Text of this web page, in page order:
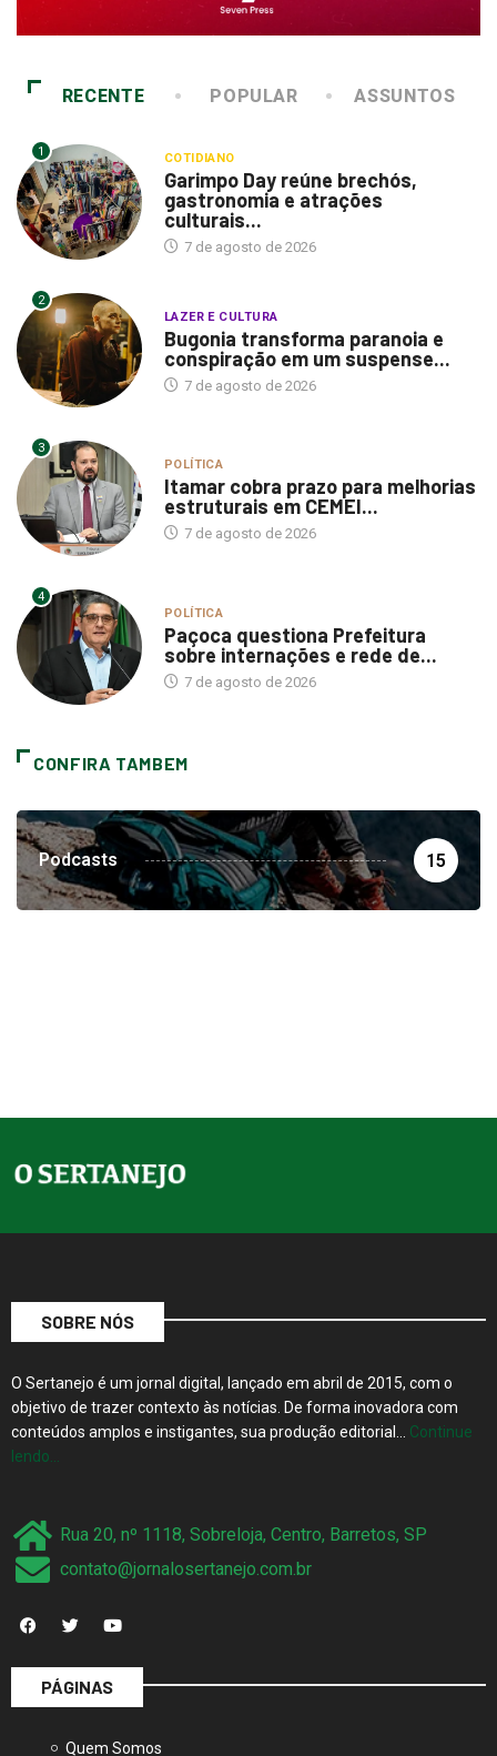
RECENTE POPULAR ASSUNTOS
1 COTIDIANO
Garimpo Day reúne brechós,
gastronomia e atrações
culturais...
7 de agosto de 2026
2
LAZER E CULTURA
Bugonia transforma paranoia e
conspiração em um suspense...
7 de agosto de 2026
3
POLÍTICA
Itamar cobra prazo para melhorias
estruturais em CEMEI...
7 de agosto de 2026
4
POLÍTICA
Paçoca questiona Prefeitura
sobre internações e rede de...
7 de agosto de 2026
CONFIRA TAMBEM
Podcasts 15
SOBRE NÓS
O Sertanejo é um jornal digital, lançado em abril de 2015, com o
objetivo de trazer contexto às notícias. De forma inovadora com
conteúdos amplos e instigantes, sua produção editorial… Continue
lendo…
Rua 20, nº 1118, Sobreloja, Centro, Barretos, SP
contato@jornalosertanejo.com.br
PÁGINAS
Quem Somos